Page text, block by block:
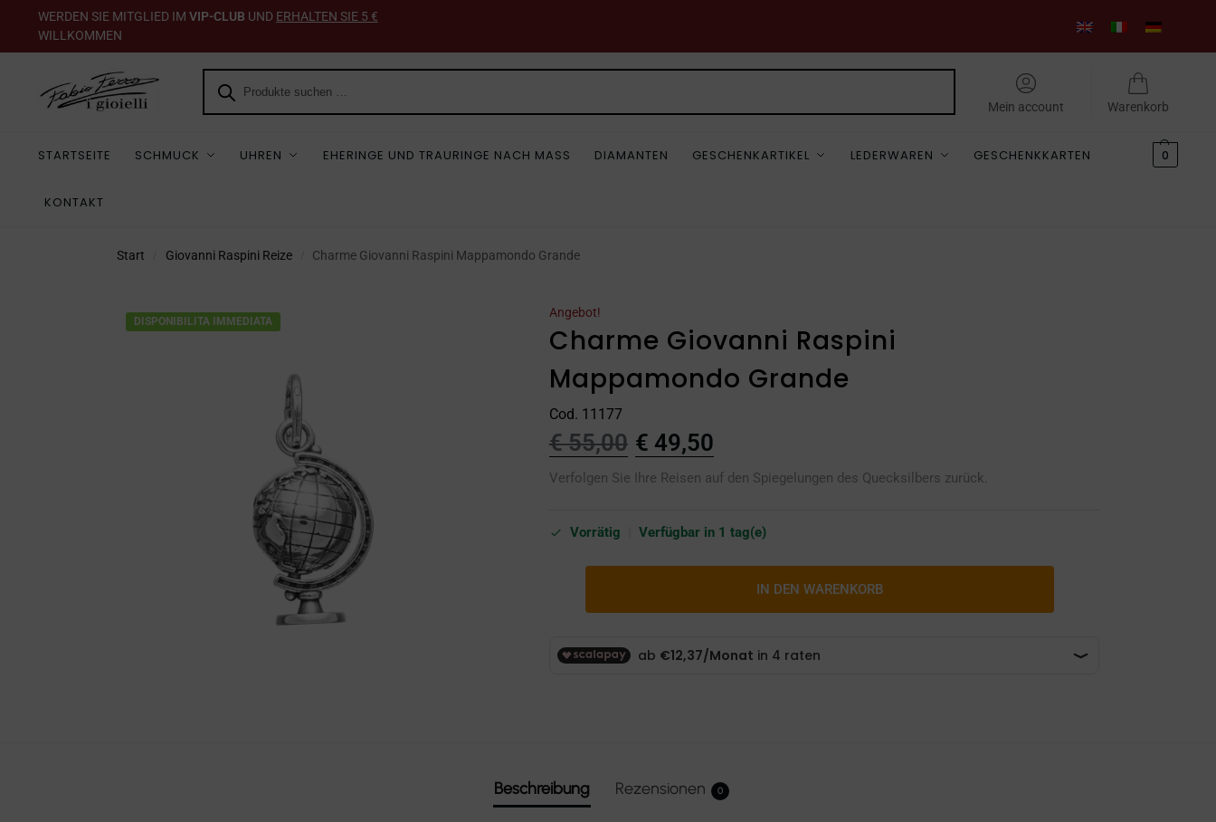
WERDEN SIE MITGLIED IM VIP-CLUB UND ERHALTEN SIE 5 €
WILLKOMMEN
Mein account Warenkorb
STARTSEITE SCHMUCK UHREN EHERINGE UND TRAURINGE NACH MASS DIAMANTEN GESCHENKARTIKEL LEDERWAREN GESCHENKKARTEN
KONTAKT
0
Start Giovanni Raspini Reize Charme Giovanni Raspini Mappamondo Grande
DISPONIBILITA IMMEDIATA
Angebot!
Charme Giovanni Raspini
Mappamondo Grande
Cod. 11177
€55,00 € 49,50
Verfolgen Sie Ihre Reisen auf den Spiegelungen des Quecksilbers zurück.
Vorrätig Verfügbar in 1 tag(e)
IN DEN WARENKORB
Beschreibung Rezensionen 0